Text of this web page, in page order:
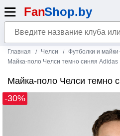
Главная Челси
Футболки и
Майка-поло Челси темно синяя Adidas
Майка-поло Челси темно
-30%